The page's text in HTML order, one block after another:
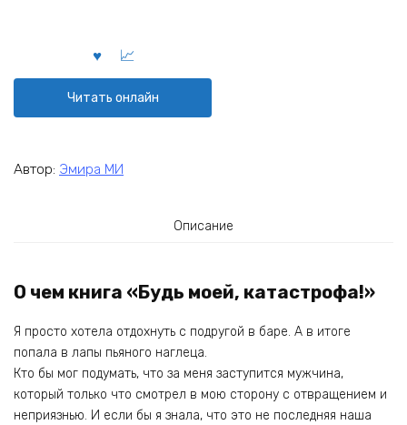
Читать онлайн
Автор: Эмира МИ
Описание
О чем книга «Будь моей, катастрофа!»
Я просто хотела отдохнуть с подругой в баре. А в итоге
попала в лапы пьяного наглеца.
Кто бы мог подумать, что за меня заступится мужчина,
который только что смотрел в мою сторону с отвращением и
неприязнью. И если бы я знала, что это не последняя наша